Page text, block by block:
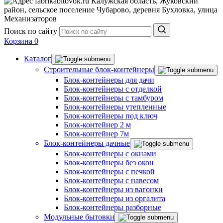
район, сельское поселение Чубарово, деревня Бухловка, улица
Механизаторов
Поиск по сайту
Корзина 0
Каталог
Строительные блок-контейнеры
Блок-контейнеры для дачи
Блок-контейнеры с отделкой
Блок-контейнеры с тамбуром
Блок-контейнеры утепленные
Блок-контейнеры под ключ
Блок-контейнер 2 м
Блок-контейнер 7м
Блок-контейнеры дачные
Блок-контейнеры с окнами
Блок-контейнеры без окон
Блок-контейнеры с печкой
Блок-контейнеры с навесом
Блок-контейнеры из вагонки
Блок-контейнеры из оргалита
Блок-контейнеры разборные
Модульные бытовки
Хозблоки до 150 000 р.
Евробытовки с душем и туалетом
Евробытовки из сэндвич-панелей